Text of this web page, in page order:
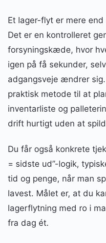
Et lager-flyt er mere
Det er en kontrolleret
forsyningskæde, hvor
igen på få sekunder,
adgangsveje ændrer
praktisk metode til at
inventarliste og
drift hurtigt uden at
Du får også konkrete
= sidste ud”-logik,
tid og penge, når man
lavest. Målet er, at du
lagerflytning med ro i
fra dag ét.